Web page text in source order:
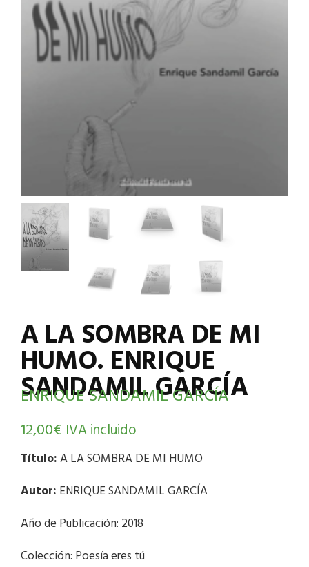
A LA SOMBRA DE MI
HUMO. ENRIQUE
SANDAMIL GARCÍA
ENRIQUE SANDAMIL GARCÍA
12,00€ IVA incluido
Título:A LA SOMBRA DE MI HUMO
Autor: ENRIQUE SANDAMIL GARCÍA
Año de Publicación: 2018
Colección: Poesía eres tú